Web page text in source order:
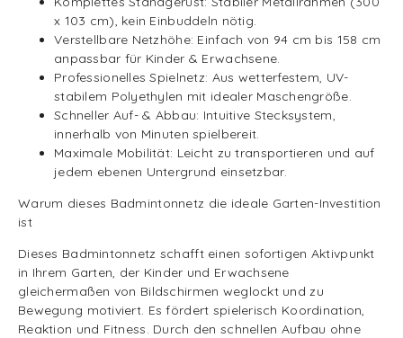
x 103 cm), kein Einbuddeln nötig.
Verstellbare Netzhöhe: Einfach von 94 cm bis 158 cm
anpassbar für Kinder & Erwachsene.
Professionelles Spielnetz: Aus wetterfestem, UV-
stabilem Polyethylen mit idealer Maschengröße.
Schneller Auf- & Abbau: Intuitive Stecksystem,
innerhalb von Minuten spielbereit.
Maximale Mobilität: Leicht zu transportieren und auf
jedem ebenen Untergrund einsetzbar.
Warum dieses Badmintonnetz die ideale Garten-Investition
ist
Dieses Badmintonnetz schafft einen sofortigen Aktivpunkt
in Ihrem Garten, der Kinder und Erwachsene
gleichermaßen von Bildschirmen weglockt und zu
Bewegung motiviert. Es fördert spielerisch Koordination,
Reaktion und Fitness. Durch den schnellen Aufbau ohne